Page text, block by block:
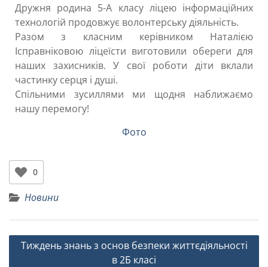
Дружня родина 5-А класу ліцею інформаційних
технологій продовжує волонтерську діяльність.
Разом з класним керівником Наталією
Ісправніковою ліцеїсти виготовили обереги для
наших захисників. У свої роботи діти вклали
частинку серця і душі.
Спільними зусиллями ми щодня наближаємо
нашу перемогу!
Фото
0
Новини
Тиждень знань з основ безпеки життєдіяльності
в 2Б класі